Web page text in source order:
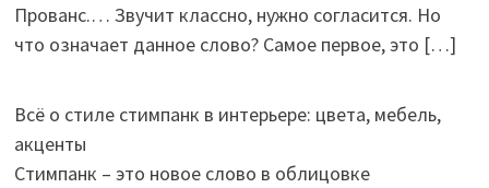
Прованс.… Звучит классно, нужно согласится. Но
что означает данное слово? Самое первое, это […]
Всё о стиле стимпанк в интерьере: цвета, мебель,
акценты
Стимпанк – это новое слово в облицовке